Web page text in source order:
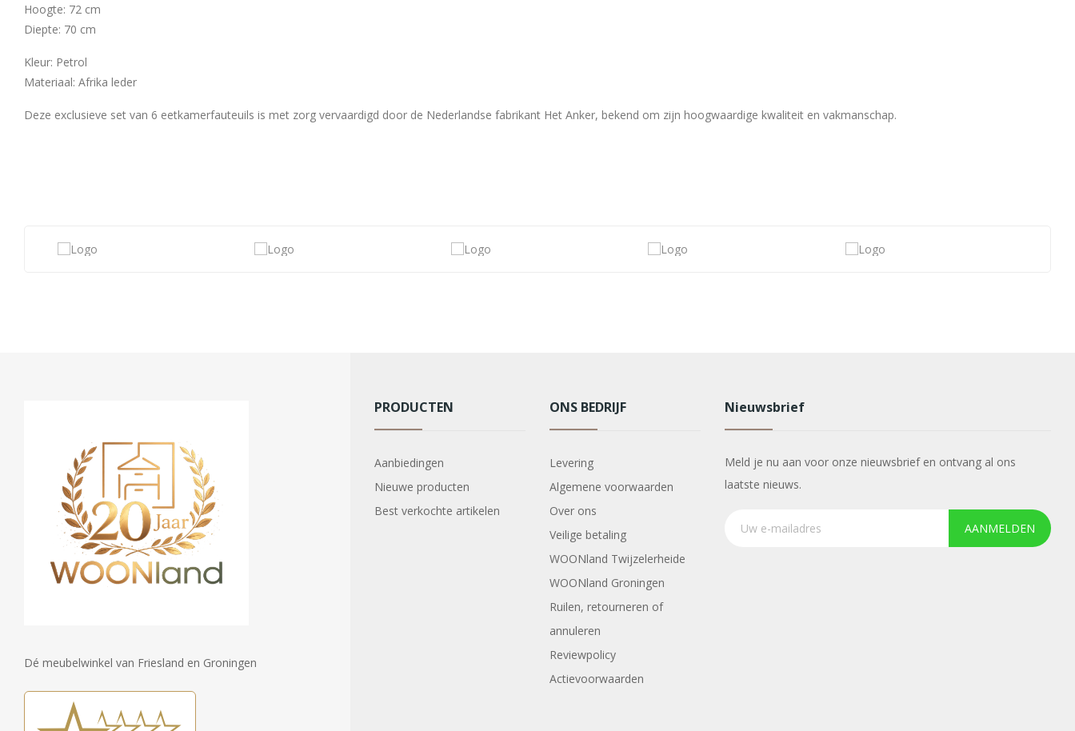
Hoogte: 72 cm
Diepte: 70 cm
Kleur: Petrol
Materiaal: Afrika leder
Deze exclusieve set van 6 eetkamerfauteuils is met zorg vervaardigd door de Nederlandse fabrikant Het Anker, bekend om zijn hoogwaardige kwaliteit en vakmanschap.
Dé meubelwinkel van Friesland en Groningen
PRODUCTEN
Aanbiedingen
Nieuwe producten
Best verkochte artikelen
ONS BEDRIJF
Levering
Algemene voorwaarden
Over ons
Veilige betaling
WOONland Twijzelerheide
WOONland Groningen
Ruilen, retourneren of
annuleren
Reviewpolicy
Actievoorwaarden
Nieuwsbrief
Meld je nu aan voor onze nieuwsbrief en ontvang al ons
laatste nieuws.
AANMELDEN